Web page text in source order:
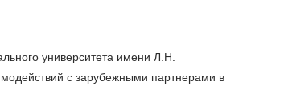
университета имени Л.Н.
с зарубежными партнерами в